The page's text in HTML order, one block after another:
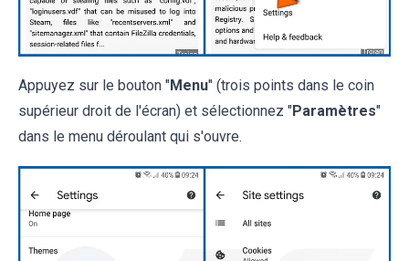
Appuyez sur le bouton "Menu" (trois points dans le coin
supérieur droit de l'écran) et sélectionnez "Paramètres"
dans le menu déroulant qui s'ouvre.